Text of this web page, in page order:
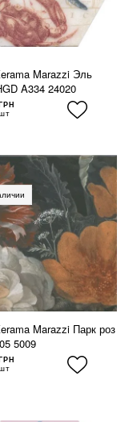
Marazzi Эль
A334 24020
Marazzi Парк роз
5009